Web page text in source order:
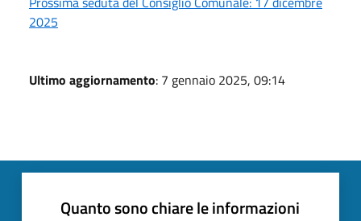
2025
Ultimo aggiornamento: 7 gennaio 2025, 09:14
Quanto sono chiare le informazioni